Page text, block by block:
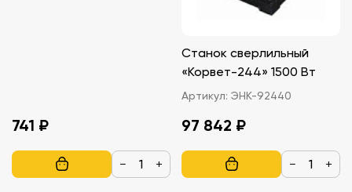
741 ₽
− +
Станок сверлильный
«Корвет-244» 1500 Вт
Артикул: ЭНК-92440
97 842 ₽
− +